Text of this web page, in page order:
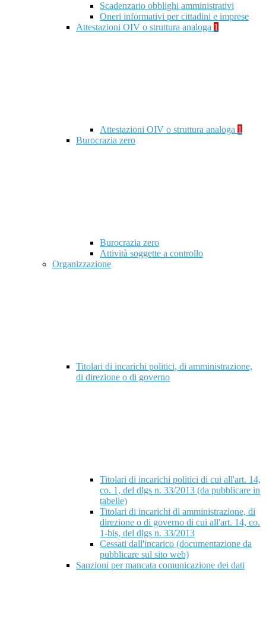
Scadenzario obblighi amministrativi
Oneri informativi per cittadini e imprese
Attestazioni OIV o struttura analoga 1
Attestazioni OIV o struttura analoga 1
Burocrazia zero
Burocrazia zero
Attività soggette a controllo
Organizzazione
Titolari di incarichi politici, di amministrazione,
di direzione o di governo
Titolari di incarichi politici di cui all'art. 14,
co. 1, del dlgs n. 33/2013 (da pubblicare in
tabelle)
Titolari di incarichi di amministrazione, di
direzione o di governo di cui all'art. 14, co.
1-bis, del dlgs n. 33/2013
Cessati dall'incarico (documentazione da
pubblicare sul sito web)
Sanzioni per mancata comunicazione dei dati